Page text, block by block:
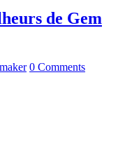
de Gem
0 Comments